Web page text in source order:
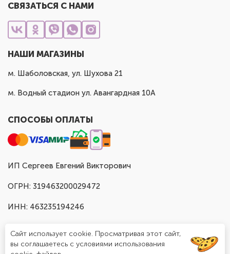
СВЯЗАТЬСЯ С НАМИ
НАШИ МАГАЗИНЫ
м. Шаболовская, ул. Шухова 21
м. Водный стадион ул. Авангардная 10А
СПОСОБЫ ОПЛАТЫ
ИП Сергеев Евгений Викторович
ОГРН: 319463200029472
ИНН: 463235194246
Сайт использует cookie. Просматривая этот сайт,
вы соглашаетесь с условиями использования